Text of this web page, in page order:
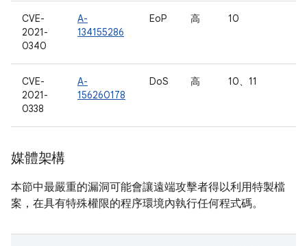
CVE-
2021-
0340
A-
134155286
EoP 高 10
CVE-
2021-
0338
A-
156260178
DoS 高 10、11
媒體架構
本節中最嚴重的漏洞可能會讓遠端攻擊者得以利用特製檔
案，在具有特殊權限的程序環境內執行任何程式碼。